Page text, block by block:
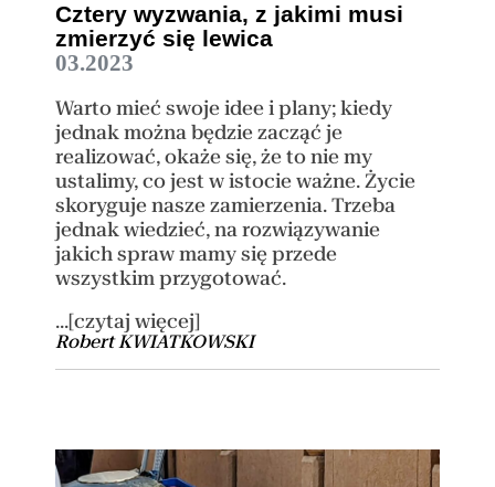
Cztery wyzwania, z jakimi musi
zmierzyć się lewica
03.2023
Warto mieć swoje idee i plany; kiedy
jednak można będzie zacząć je
realizować, okaże się, że to nie my
ustalimy, co jest w istocie ważne. Życie
skoryguje nasze zamierzenia. Trzeba
jednak wiedzieć, na rozwiązywanie
jakich spraw mamy się przede
wszystkim przygotować.
...[czytaj więcej]
Robert KWIATKOWSKI